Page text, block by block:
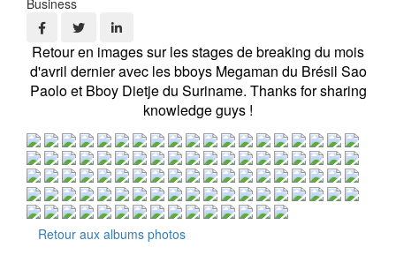
Business
Retour en images sur les stages de breaking du mois
d'avril dernier avec les bboys Megaman du Brésil Sao
Paolo et Bboy Dietje du Suriname. Thanks for sharing
knowledge guys !
Retour aux albums photos